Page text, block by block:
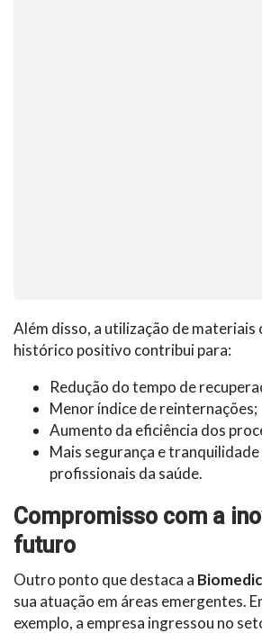
Além disso, a utilização de materiais
histórico positivo contribui para:
Redução do tempo de
Menor índice de reinternações;
Aumento da eficiência dos
Mais segurança e tranquilidade
profissionais da saúde.
Compromisso com a
futuro
Outro ponto que destaca a
sua atuação em áreas emergentes.
exemplo, a empresa ingressou no